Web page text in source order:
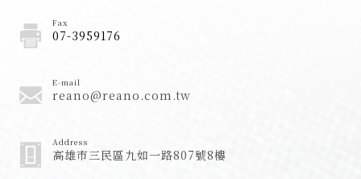
Fax
07-3959176
E-mail
reano@reano.com.tw
Address
高雄市三民區九如一路807號8樓